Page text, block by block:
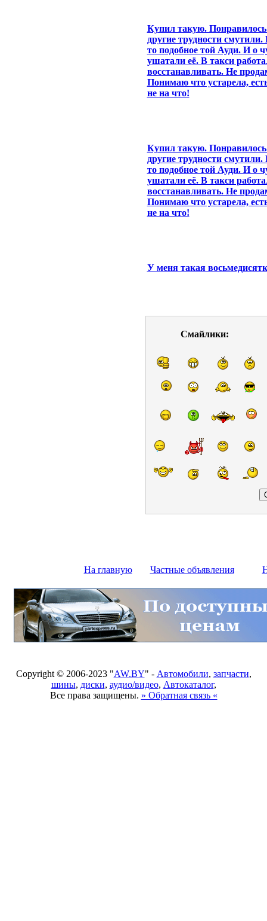
Купил такую.
другие трудности
то подобное той Ауди. И о
ушатали её. В такси
восстанавливать. Не
Понимаю что устарела,
не на что!
Купил такую.
другие трудности
то подобное той Ауди. И о
ушатали её. В такси
восстанавливать. Не
Понимаю что устарела,
не на что!
У меня такая
Смайлики:
На главную Частные объявления
Copyright © 2006-2023 "AW.BY" - Автомобили, запчасти,
шины, диски, аудио/видео, Автокаталог,
Все права защищены. » Обратная связь «